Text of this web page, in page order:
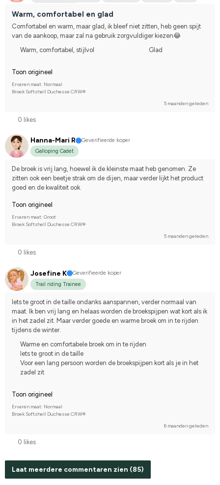
Warm, comfortabel en glad
Comfortabel en warm, maar glad, ik bleef niet zitten, heb geen spijt
van de aankoop, maar zal na gebruik zorgvuldiger kiezen😂
Warm, comfortabel, stijlvol
Glad
Toon origineel
Ervaren maat: Normaal
Broek Softshell Duchesse CRW®
5 maanden geleden
0 likes
Hanna-Mari R
Geverifieerde koper
Galloping Cadet
De broek is vrij lang, hoewel ik de kleinste maat heb genomen. Ze
zitten ook een beetje strak om de dijen, maar verder lijkt het product
goed en de kwaliteit ook.
Toon origineel
Ervaren maat: Groot
Broek Softshell Duchesse CRW®
5 maanden geleden
0 likes
Josefine K
Geverifieerde koper
Trail riding Trainee
Iets te groot in de taille ondanks aanspannen, verder normaal van
maat. Ik ben vrij lang en helaas worden de broekspijpen wat kort als ik
in het zadel zit. Maar verder goede en warme broek om in te rijden
tijdens de winter.
Warme en comfortabele broek om in te rijden
Iets te groot in de taille
Voor een lang persoon worden de broekspijpen kort als je in het
zadel zit
Toon origineel
Ervaren maat: Normaal
Broek Softshell Duchesse CRW®
6 maanden geleden
0 likes
Laat meerdere commentaren zien (85)